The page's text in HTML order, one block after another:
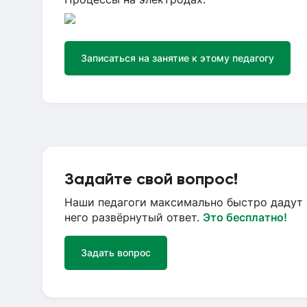
Записаться на занятие к этому педагогу
Задайте свой вопрос!
Наши педагоги максимально быстро дадут
него развёрнутый ответ. Это бесплатно!
Задать вопрос